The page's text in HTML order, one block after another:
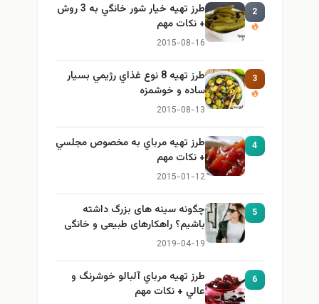
2
طرز تهيه خیار شور خانگي به 3 روش
+ نكات مهم
2015-08-16
3
طرز تهيه 8 نوع غذاي رژيمي بسيار
ساده و خوشمزه
2015-08-13
4
طرز تهيه مرباي به مخصوص مجلسي
+ نكات مهم
2015-01-12
5
چگونه سینه های بزرگ داشته
باشیم؟ راهکارهای طبیعی و خانگی
برای بزرگ کردن سینه
2019-04-19
6
طرز تهيه مرباي آلبالو خوشرنگ و
عالي + نكات مهم